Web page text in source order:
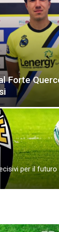
Forte
per il futuro